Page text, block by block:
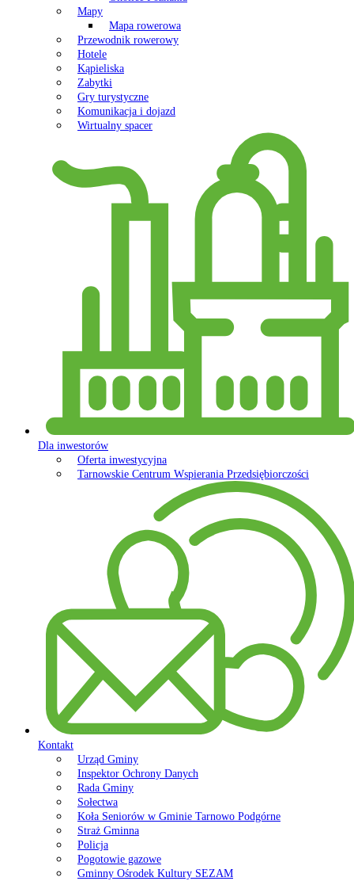
Mapy
Mapa rowerowa
Przewodnik rowerowy
Hotele
Kąpieliska
Zabytki
Gry turystyczne
Komunikacja i dojazd
Wirtualny spacer
Dla inwestorów
Oferta inwestycyjna
Tarnowskie Centrum Wspierania Przedsiębiorczości
Kontakt
Urząd Gminy
Inspektor Ochrony Danych
Rada Gminy
Sołectwa
Koła Seniorów w Gminie Tarnowo Podgórne
Straż Gminna
Policja
Pogotowie gazowe
Gminny Ośrodek Kultury SEZAM